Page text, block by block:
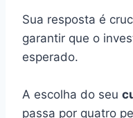
Sua resposta é
garantir que o
esperado.
A escolha do seu
passa por quatro